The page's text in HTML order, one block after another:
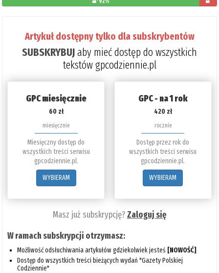
Artykuł dostępny tylko dla subskrybentów
SUBSKRYBUJaby mieć dostęp do wszystkich
tekstów gpcodziennie.pl
GPC miesięcznie
60 zł
miesięcznie
Miesięczny dostęp do
wszystkich treści serwisu
gpcodziennie.pl.
WYBIERAM
GPC - na 1 rok
420 zł
rocznie
Dostęp przez rok do
wszystkich treści serwisu
gpcodziennie.pl.
WYBIERAM
Masz już subskrypcję?Zaloguj się
W ramach subskrypcji otrzymasz:
Możliwość odsłuchiwania artykułów gdziekolwiek jesteś [NOWOŚĆ]
Dostęp do wszystkich treści bieżących wydań "Gazety Polskiej
Codziennie"